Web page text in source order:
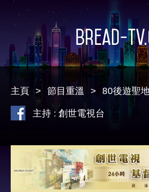
Bread-
主頁 節目重溫 80後遊聖
主持 : 創世電視台